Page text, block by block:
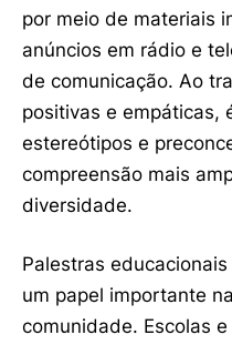
por meio de materiais
anúncios em rádio e
de comunicação. Ao
positivas e empáticas,
estereótipos e
compreensão mais
diversidade.
Palestras
um papel importante
comunidade. Escolas